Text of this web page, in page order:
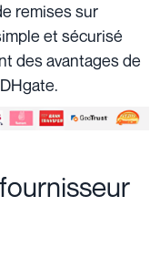
remises sur
et sécurisé
des avantages de